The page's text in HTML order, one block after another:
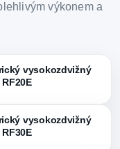
výkonem a
vysokozdvižný
vysokozdvižný